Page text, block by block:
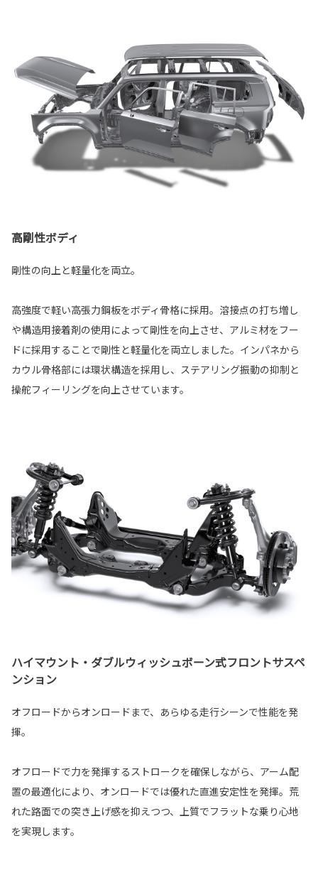
高剛性ボディ
剛性の向上と軽量化を両立。
高強度で軽い高張力鋼板をボディ骨格に採用。溶接点の打ち増し
や構造用接着剤の使用によって剛性を向上させ、アルミ材をフー
ドに採用することで剛性と軽量化を両立しました。インパネから
カウル骨格部には環状構造を採用し、ステアリング振動の抑制と
操舵フィーリングを向上させています。
ハイマウント・ダブルウィッシュボーン式フロントサスペ
ンション
オフロードからオンロードまで、あらゆる走行シーンで性能を発
揮。
オフロードで力を発揮するストロークを確保しながら、アーム配
置の最適化により、オンロードでは優れた直進安定性を発揮。荒
れた路面での突き上げ感を抑えつつ、上質でフラットな乗り心地
を実現します。